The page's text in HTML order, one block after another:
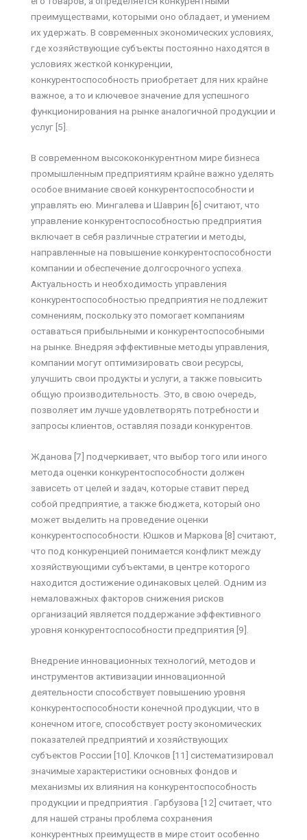
преимуществами, которыми оно обладает, и умением
их удержать. В современных экономических условиях,
где хозяйствующие субъекты постоянно находятся в
условиях жесткой конкуренции,
конкурентоспособность приобретает для них крайне
важное, а то и ключевое значение для успешного
функционирования на рынке аналогичной продукции и
услуг [5].
В современном высококонкурентном мире бизнеса
промышленным предприятиям крайне важно уделять
особое внимание своей конкурентоспособности и
управлять ею. Мингалева и Шаврин [6] считают, что
управление конкурентоспособностью предприятия
включает в себя различные стратегии и методы,
направленные на повышение конкурентоспособности
компании и обеспечение долгосрочного успеха.
Актуальность и необходимость управления
конкурентоспособностью предприятия не подлежит
сомнениям, поскольку это помогает компаниям
оставаться прибыльными и конкурентоспособными
на рынке. Внедряя эффективные методы управления,
компании могут оптимизировать свои ресурсы,
улучшить свои продукты и услуги, а также повысить
общую производительность. Это, в свою очередь,
позволяет им лучше удовлетворять потребности и
запросы клиентов, оставляя позади конкурентов.
Жданова [7] подчеркивает, что выбор того или иного
метода оценки конкурентоспособности должен
зависеть от целей и задач, которые ставит перед
собой предприятие, а также бюджета, который оно
может выделить на проведение оценки
конкурентоспособности. Юшков и Маркова [8] считают,
что под конкуренцией понимается конфликт между
хозяйствующими субъектами, в центре которого
находится достижение одинаковых целей. Одним из
немаловажных факторов снижения рисков
организаций является поддержание эффективного
уровня конкурентоспособности предприятия [9].
Внедрение инновационных технологий, методов и
инструментов активизации инновационной
деятельности способствует повышению уровня
конкурентоспособности конечной продукции, что в
конечном итоге, способствует росту экономических
показателей предприятий и хозяйствующих
субъектов России [10]. Клочков [11] систематизировал
значимые характеристики основных фондов и
механизмы их влияния на конкурентоспособность
продукции и предприятия . Гарбузова [12] считает, что
для нашей страны проблема сохранения
конкурентных преимуществ в мире стоит особенно